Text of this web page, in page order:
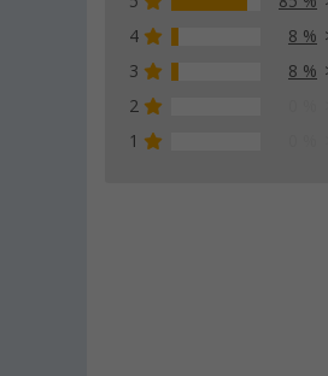
4
8 %
3
8 %
2
1